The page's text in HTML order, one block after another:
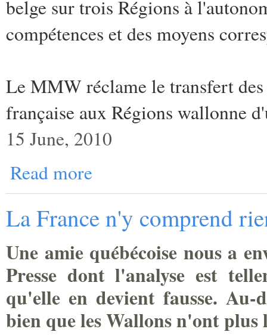
belge sur trois Régions à
compétences et des moyens
Le MMW réclame le transfert
française aux Régions wallonne
15 June, 2010
Read more
La France n'y comprend
Une amie québécoise nous a
Presse dont l'analyse est
qu'elle en devient fausse.
bien que les Wallons n'ont